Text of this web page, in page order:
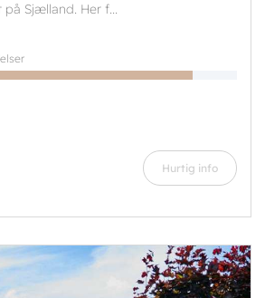
Sjælland. Her f...
Hurtig info